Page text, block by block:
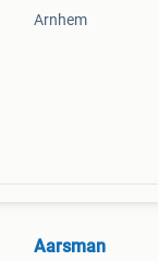
Arnhem
Aarsman